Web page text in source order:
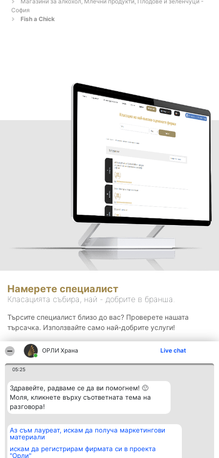
ОРЛИ Храна Live chat
05:25
Здравейте, радваме се да ви помогнем! 🙂
Моля, кликнете върху съответната тема на
разговора!
Аз съм лауреат, искам да получа маркетингови
материали
искам да регистрирам фирмата си в проекта
"Орли"
София
Fish a Chick
Намерете специалист
Класацията събира, най - добрите в бранша.
Търсите специалист близо до вас? Проверете нашата
търсачка. Използвайте само най-добрите услуги!
Организатор на
класиране
BulevardulAleea Timișul De
Класация
всички
Контакти